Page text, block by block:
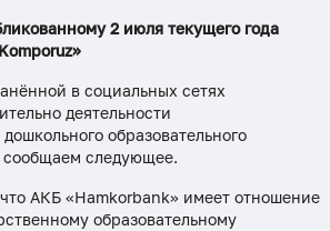
2 июля текущего года
в социальных сетях
деятельности
образовательного
следующее.
АКБ «Hamkorbank» имеет отношение
образовательному